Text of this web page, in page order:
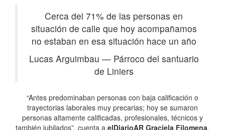
Cerca del 71% de las personas en
situación de calle que hoy acompañamos
no estaban en esa situación hace un año
Lucas Arguimbau —Párroco del santuario
de Liniers
“Antes predominaban personas con baja calificación o
trayectorias laborales muy precarias; hoy se sumaron
personas altamente calificadas, profesionales, técnicos y
también jubilados”, cuenta a elDiarioAR Graciela Filomena,